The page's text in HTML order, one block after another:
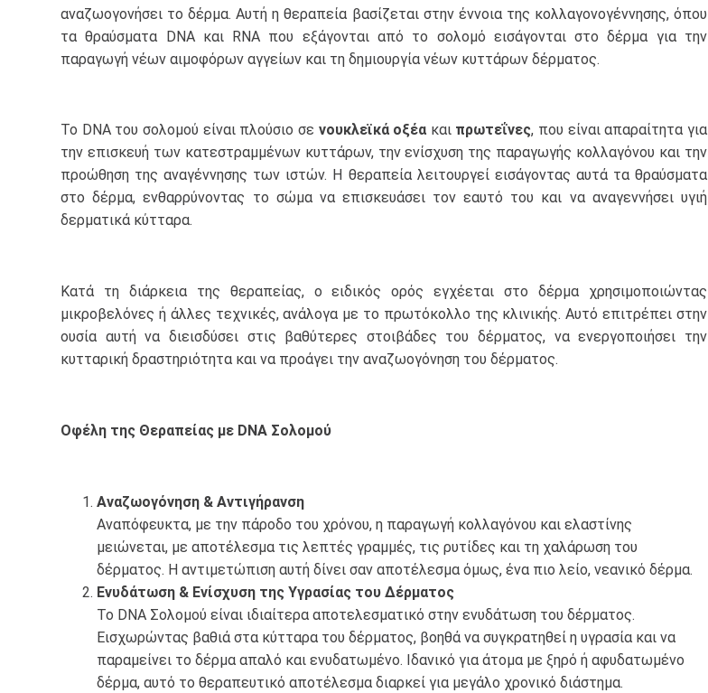
αναζωογονήσει το δέρμα. Αυτή η θεραπεία βασίζεται στην έννοια της κολλαγονογέννησης, όπου
τα θραύσματα DNA και RNA που εξάγονται από το σολομό εισάγονται στο δέρμα για την
παραγωγή νέων αιμοφόρων αγγείων και τη δημιουργία νέων κυττάρων δέρματος.
Το DNA του σολομού είναι πλούσιο σε νουκλεϊκά οξέα και πρωτεΐνες, που είναι απαραίτητα για
την επισκευή των κατεστραμμένων κυττάρων, την ενίσχυση της παραγωγής κολλαγόνου και την
προώθηση της αναγέννησης των ιστών. Η θεραπεία λειτουργεί εισάγοντας αυτά τα θραύσματα
στο δέρμα, ενθαρρύνοντας το σώμα να επισκευάσει τον εαυτό του και να αναγεννήσει υγιή
δερματικά κύτταρα.
Κατά τη διάρκεια της θεραπείας, o ειδικός ορός εγχέεται στο δέρμα χρησιμοποιώντας
μικροβελόνες ή άλλες τεχνικές, ανάλογα με το πρωτόκολλο της κλινικής. Αυτό επιτρέπει στην
ουσία αυτή να διεισδύσει στις βαθύτερες στοιβάδες του δέρματος, να ενεργοποιήσει την
κυτταρική δραστηριότητα και να προάγει την αναζωογόνηση του δέρματος.
Οφέλη της Θεραπείας με DNA Σολομού
Αναζωογόνηση & Αντιγήρανση
Αναπόφευκτα, με την πάροδο του χρόνου, η παραγωγή κολλαγόνου και ελαστίνης
μειώνεται, με αποτέλεσμα τις λεπτές γραμμές, τις ρυτίδες και τη χαλάρωση του
δέρματος. Η αντιμετώπιση αυτή δίνει σαν αποτέλεσμα όμως, ένα πιο λείο, νεανικό δέρμα.
Ενυδάτωση & Ενίσχυση της Υγρασίας του Δέρματος
Το DNA Σολομού είναι ιδιαίτερα αποτελεσματικό στην ενυδάτωση του δέρματος.
Εισχωρώντας βαθιά στα κύτταρα του δέρματος, βοηθά να συγκρατηθεί η υγρασία και να
παραμείνει το δέρμα απαλό και ενυδατωμένο. Ιδανικό για άτομα με ξηρό ή αφυδατωμένο
δέρμα, αυτό το θεραπευτικό αποτέλεσμα διαρκεί για μεγάλο χρονικό διάστημα.